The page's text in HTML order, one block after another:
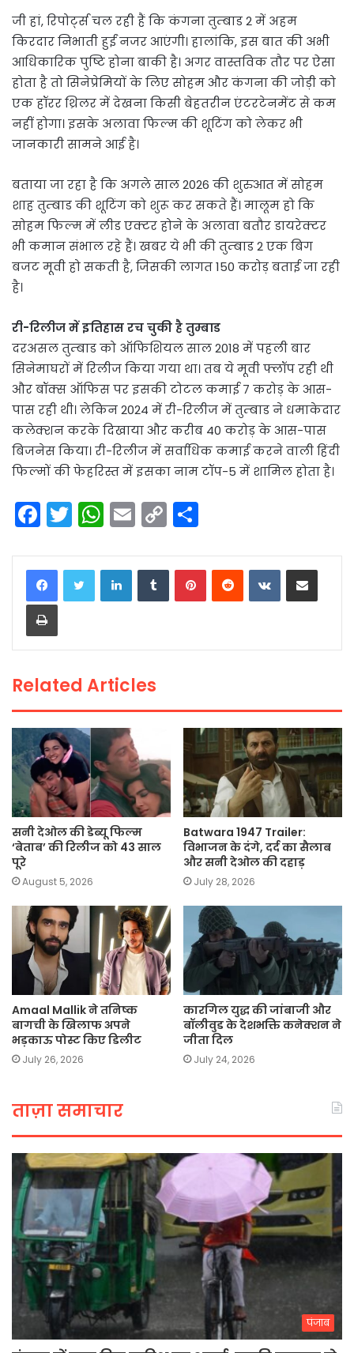
जी हां, रिपोर्ट्स चल रही हैं कि कंगना तुम्बाड 2 में अहम
किरदार निभाती हुईं नजर आएंगी। हालांकि, इस बात की अभी
आधिकारिक पुष्टि होना बाकी है। अगर वास्तविक तौर पर ऐसा
होता है तो सिनेप्रेमियों के लिए सोहम और कंगना की जोड़ी को
एक हॉरर थ्रिलर में देखना किसी बेहतरीन एंटरटेनमेंट से कम
नहीं होगा। इसके अलावा फिल्म की शूटिंग को लेकर भी
जानकारी सामने आई है।
बताया जा रहा है कि अगले साल 2026 की शुरुआत में सोहम
शाह तुम्बाड की शूटिंग को शुरू कर सकते हैं। मालूम हो कि
सोहम फिल्म में लीड एक्टर होने के अलावा बतौर डायरेक्टर
भी कमान संभाल रहे हैं। खबर ये भी की तुम्बाड 2 एक बिग
बजट मूवी हो सकती है, जिसकी लागत 150 करोड़ बताई जा रही
है।
री-रिलीज में इतिहास रच चुकी है तुम्बाड
दरअसल तुम्बाड को ऑफिशियल साल 2018 में पहली बार
सिनेमाघरों में रिलीज किया गया था। तब ये मूवी फ्लॉप रही थी
और बॉक्स ऑफिस पर इसकी टोटल कमाई 7 करोड़ के आस-
पास रही थी। लेकिन 2024 में री-रिलीज में तुम्बाड ने धमाकेदार
कलेक्शन करके दिखाया और करीब 40 करोड़ के आस-पास
बिजनेस किया। री-रिलीज में सर्वाधिक कमाई करने वाली हिंदी
फिल्मों की फेहरिस्त में इसका नाम टॉप-5 में शामिल होता है।
F
a
c
e
b
o
k
T
w
itt
er
W
h
a
ts
p
E
m
ai
C
o
p
n
ar
LinkedInTumblrPinterestReddit VKontakteShare via Email
Print
Related Articles
सनी देओल की डेब्यू फिल्म
‘बेताब’ की रिलीज को 43 साल
पूरे
August 5, 2026
Batwara 1947 Trailer:
विभाजन के दंगे, दर्द का सैलाब
और सनी देओल की दहाड़
July 28, 2026
Amaal Mallik ने तनिष्क
बागची के खिलाफ अपने
भड़काऊ पोस्ट किए डिलीट
July 26, 2026
कारगिल युद्ध की जांबाजी और
बॉलीवुड के देशभक्ति कनेक्शन ने
जीता दिल
July 24, 2026
ताज़ा समाचार
पंजाब